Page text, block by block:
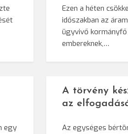
Ezen a héten
időszakban az
ügyvivő
embereknek,…
egy
A törvény
az
Az egységes